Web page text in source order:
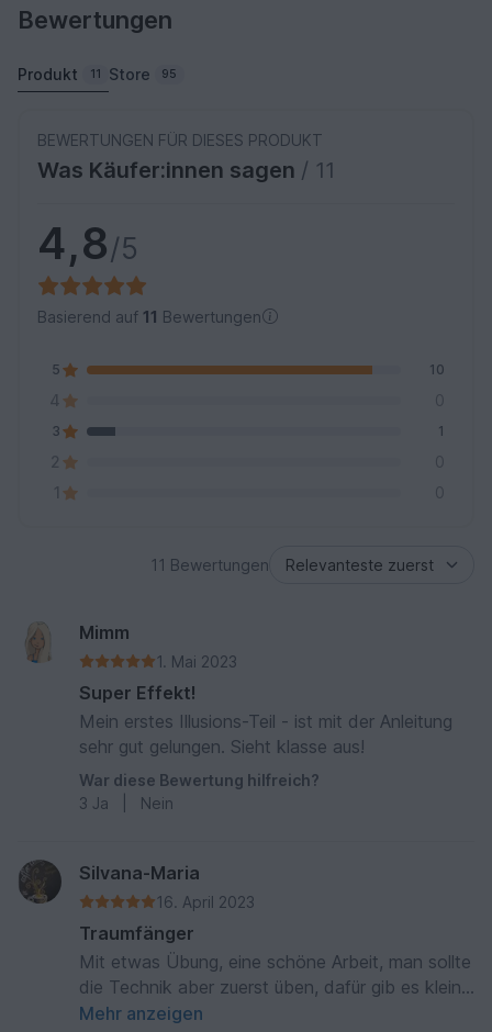
Bewertungen
Produkt 11 Store 95
BEWERTUNGEN FÜR DIESES PRODUKT
Was Käufer:innen sagen / 11
4,8/5
Basierend auf 11 Bewertungen
5 10
4 0
3 1
2
0
1
0
11 Bewertungen
Mimm
1. Mai 2023
Super Effekt!
Mein erstes Illusions-Teil - ist mit der Anleitung
sehr gut gelungen. Sieht klasse aus!
War diese Bewertung hilfreich?
3 Ja Nein
Silvana-Maria
16. April 2023
Traumfänger
Mit etwas Übung, eine schöne Arbeit, man sollte
die Technik aber zuerst üben, dafür gib es kleine
Muster, dann kann man besser einschätzen
Mehr anzeigen